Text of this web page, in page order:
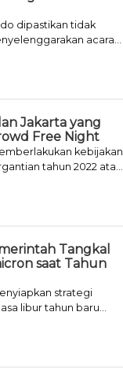
dipastikan tidak
acara
malam pergantian
Jakarta yang
Free Night
kebijakan
tahun 2022 atau
dua hari.
Tangkal
saat Tahun
strategi
libur tahun baru